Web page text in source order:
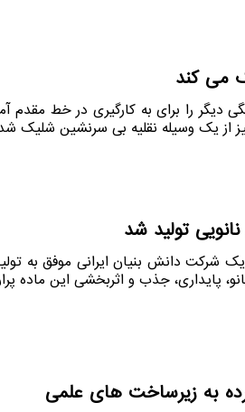
می کند
دیگر را برای به کارگیری در خط
از یک وسیله نقلیه بی سرنشین شلیک
تولید شد
شرکت دانش بنیان ایرانی موفق به
پایداری، جذب و اثربخشی این ماده
به زیرساخت های علمی